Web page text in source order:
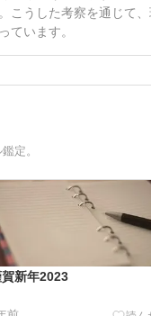
こうした考察を通じて
ています。
定。
賀新年2023